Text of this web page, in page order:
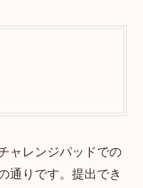
ャレンジパッドでの
通りです。提出でき